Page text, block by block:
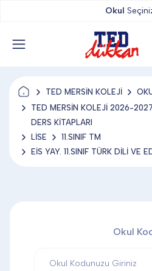
TED YAYINLARI
TED LOKUM
ANAHTARLIK
Okul
TED MERSİN KOLEJİ
TED MERSİN KOLEJİ 2026-
DERS KİTAPLARI
LİSE
11.SINIF TM
EİS YAY. 11.SINIF TÜRK DİLİ VE
Okul